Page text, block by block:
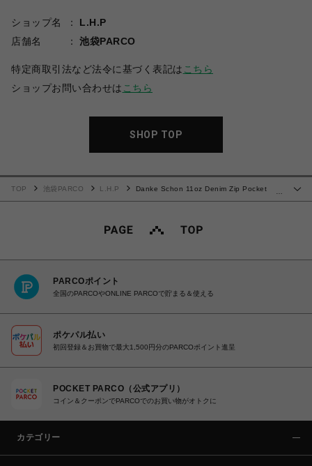
ショップ名
L.H.P
店舗名
池袋PARCO
特定商取引法など法令に基づく表記は こちら
ショップお問い合わせは こちら
SHOP TOP
…
TOP 池袋PARCO L.H.P
Danke Schon 11oz Denim Zip Pocket
PARCOポイント
全国のPARCOやONLINE PARCOで貯まる＆使える
ポケパル払い
初回登録＆お買物で最大1,500円分のPARCOポイント進呈
POCKET PARCO（公式アプリ）
コイン＆クーポンでPARCOでのお買い物がオトクに
カテゴリー